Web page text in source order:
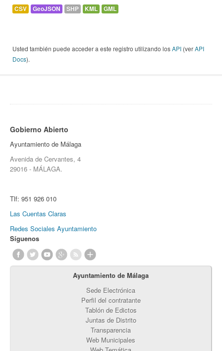
CSV GeoJSON SHP KML GML
Usted también puede acceder a este registro utilizando losAPI (verAPI
Docs).
Gobierno Abierto
Ayuntamiento de Málaga
Avenida de Cervantes, 4
29016 - MÁLAGA.
Tlf: 951 926 010
Las Cuentas Claras
Redes Sociales Ayuntamiento
Síguenos
Ayuntamiento de Málaga
Sede Electrónica
Perfil del contratante
Tablón de Edictos
Juntas de Distrito
Transparencia
Web Municipales